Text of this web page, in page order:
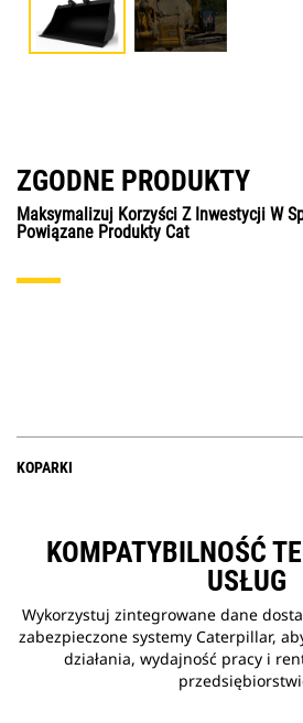
ZGODNE PRODUKTY
Maksymalizuj Korzyści Z Inwestycji W
Powiązane Produkty Cat
KOPARKI
KOMPATYBILNOŚĆ
USŁUG
Wykorzystuj zintegrowane dane
zabezpieczone systemy Caterpillar,
działania, wydajność pracy i